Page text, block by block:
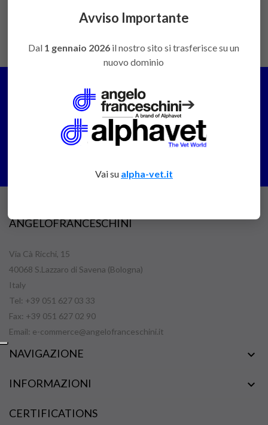
PREVENTIVI E CONSULENZE
ANGELOFRANCESCHINI
Via Cà Ricchi, 15
40068 S.Lazzaro di Savena (Bologna)
Italy
Tel: +39 051 627 03 33
Fax: +39 051 627 02 90
Email: e-commerce@angelofranceschini.it
NAVIGAZIONE 
INFORMAZIONI 
CERTIFICATIONS
Avviso Importante
Dal 1 gennaio 2026 il nostro sito si trasferisce su un
nuovo dominio
➔
Vai su alpha-vet.it